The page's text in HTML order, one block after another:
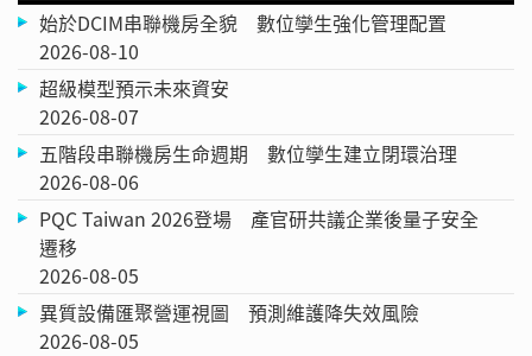
始於DCIM串聯機房全貌 數位孿生強化管理配置
2026-08-10
超級模型預示未來資安
2026-08-07
五階段串聯機房生命週期 數位孿生建立閉環治理
2026-08-06
PQC Taiwan 2026登場 產官研共議企業後量子安全
遷移
2026-08-05
異質設備匯聚營運視圖 預測維護降失效風險
2026-08-05